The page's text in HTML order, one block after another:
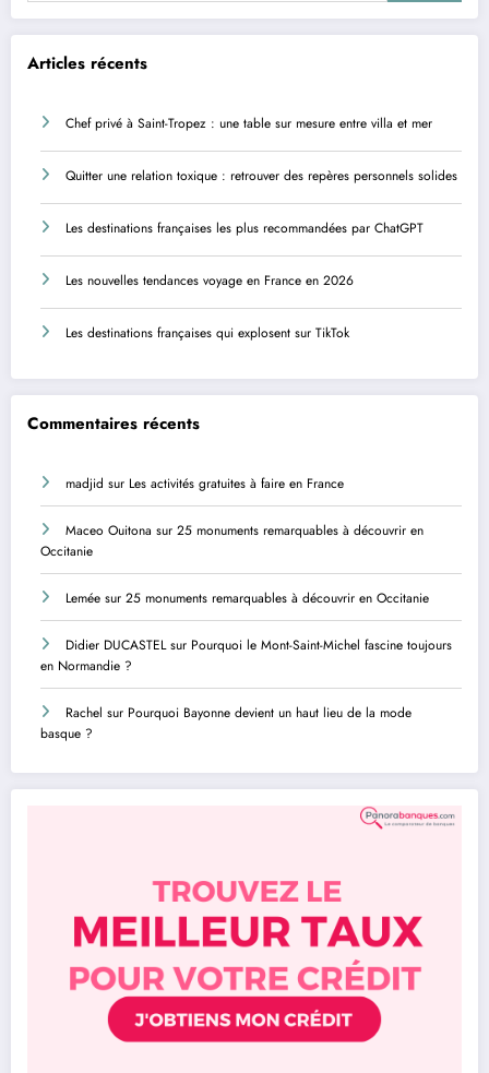
Articles récents
Chef privé à Saint-Tropez : une table sur mesure entre villa et mer
Quitter une relation toxique : retrouver des repères personnels solides
Les destinations françaises les plus recommandées par ChatGPT
Les nouvelles tendances voyage en France en 2026
Les destinations françaises qui explosent sur TikTok
Commentaires récents
madjid sur Les activités gratuites à faire en France
Maceo Ouitona sur 25 monuments remarquables à découvrir en
Occitanie
Lemée sur 25 monuments remarquables à découvrir en Occitanie
Didier DUCASTELsur Pourquoi le Mont-Saint-Michel fascine toujours
en Normandie ?
Rachel sur Pourquoi Bayonne devient un haut lieu de la mode
basque ?